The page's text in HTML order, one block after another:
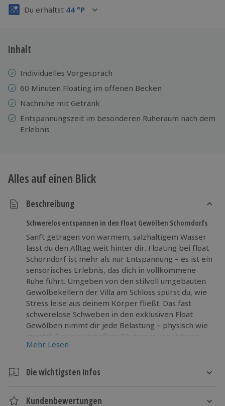
Volle Flexibilität
3 Jahre gültig & verlängerbar.
Du erhältst 44 °P
Inhalt
Individuelles Vorgespräch
60 Minuten Floating im offenen Becken
Nachruhe mit Getränk
Entspannungszeit im besonderen Ruheraum nach dem
Erlebnis
Alles auf einen Blick
Beschreibung
Schwerelos entspannen in den Float Gewölben Schorndorfs
Sanft getragen von warmem, salzhaltigem Wasser
lässt du den Alltag weit hinter dir. Floating bei float
Schorndorf ist mehr als nur Entspannung – es ist ein
sensorisches Erlebnis, das dich in vollkommene
Ruhe führt. Umgeben von den stilvoll umgebauten
Gewölbekellern der Villa am Schloss spürst du, wie
Stress leise aus deinem Körper fließt. Das fast
schwerelose Schweben in den exklusiven Float
Gewölben nimmt dir jede Belastung – physisch wie
mental. Der gleichmäßige Rhythmus von Wärme,
Stille und Leichtigkeit verleiht dir neue Klarheit und
Auszeit mitten im Remstal und finde deine innere
Balance neu. Mach dich bereit für ein Erlebnis, das
Mehr Lesen
Die wichtigsten Infos
Kundenbewertungen